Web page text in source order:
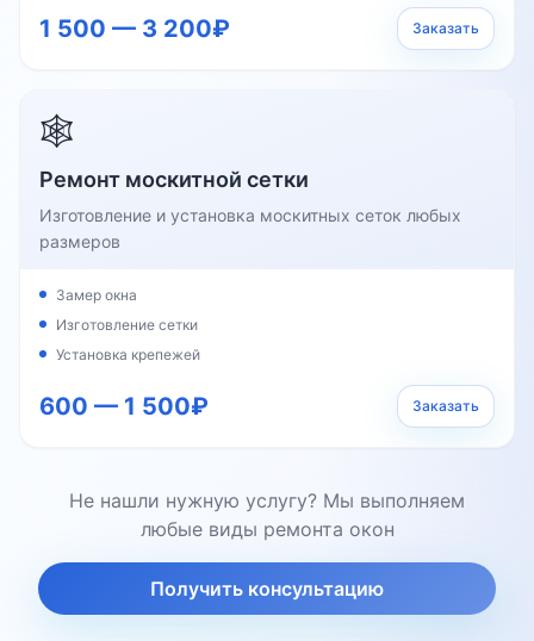
1 500 — 3 200₽ Заказать
🕸️
Ремонт москитной сетки
Изготовление и установка москитных сеток любых
размеров
Замер окна
Изготовление сетки
Установка крепежей
600 — 1 500₽ Заказать
Не нашли нужную услугу? Мы выполняем
любые виды ремонта окон
Получить консультацию